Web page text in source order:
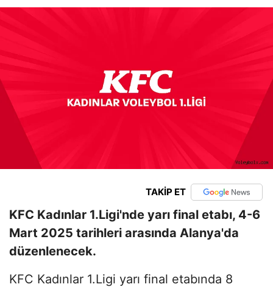
TAKİP ET
KFC Kadınlar 1.Ligi'nde yarı final etabı, 4-6
Mart 2025 tarihleri arasında Alanya'da
düzenlenecek.
KFC Kadınlar 1.Ligi yarı final etabında 8